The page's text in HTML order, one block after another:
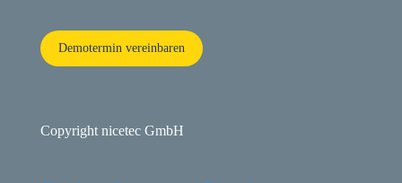
Demotermin vereinbaren
Copyright nicetec GmbH